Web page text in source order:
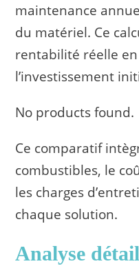
maintenance
du matériel. Ce
rentabilité réelle
l’investissement
No products found.
Ce comparatif
combustibles, le
les charges
chaque solution.
Analyse